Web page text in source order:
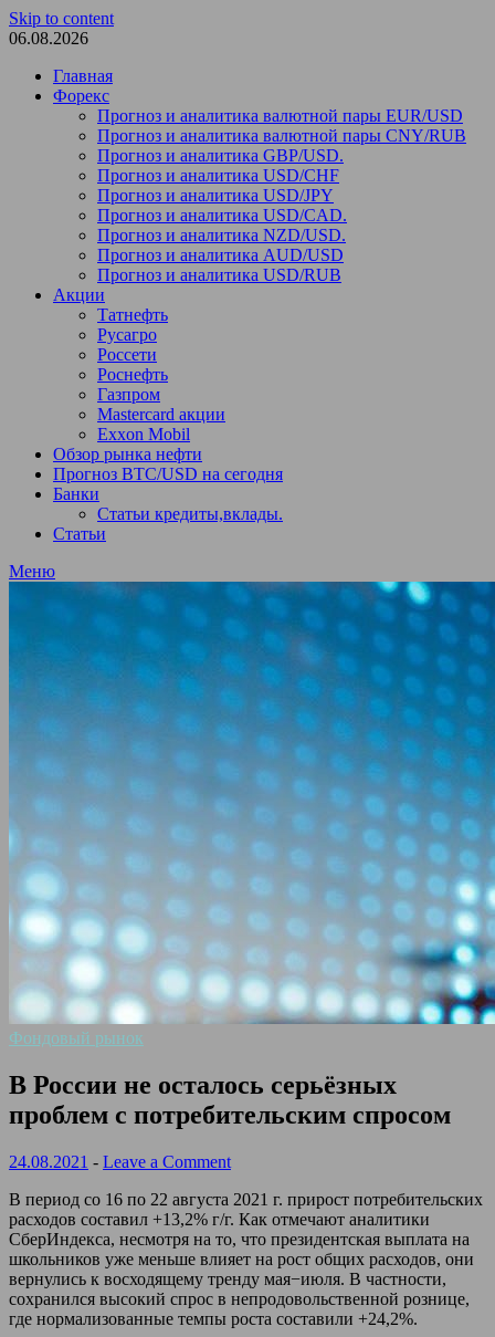
Skip to content
06.08.2026
Главная
Форекс
Прогноз и аналитика валютной пары EUR/USD
Прогноз и аналитика валютной пары CNY/RUB
Прогноз и аналитика GBP/USD.
Прогноз и аналитика USD/CHF
Прогноз и аналитика USD/JPY
Прогноз и аналитика USD/CAD.
Прогноз и аналитика NZD/USD.
Прогноз и аналитика AUD/USD
Прогноз и аналитика USD/RUB
Акции
Татнефть
Русагро
Россети
Роснефть
Газпром
Mastercard акции
Exxon Mobil
Обзор рынка нефти
Прогноз BTC/USD на сегодня
Банки
Статьи кредиты,вклады.
Статьи
Меню
Фондовый рынок
В России не осталось серьёзных
проблем с потребительским спросом
24.08.2021 - Leave a Comment
В период со 16 по 22 августа 2021 г. прирост потребительских
расходов составил +13,2% г/г. Как отмечают аналитики
СберИндекса, несмотря на то, что президентская выплата на
школьников уже меньше влияет на рост общих расходов, они
вернулись к восходящему тренду мая−июля. В частности,
сохранился высокий спрос в непродовольственной рознице,
где нормализованные темпы роста составили +24,2%.